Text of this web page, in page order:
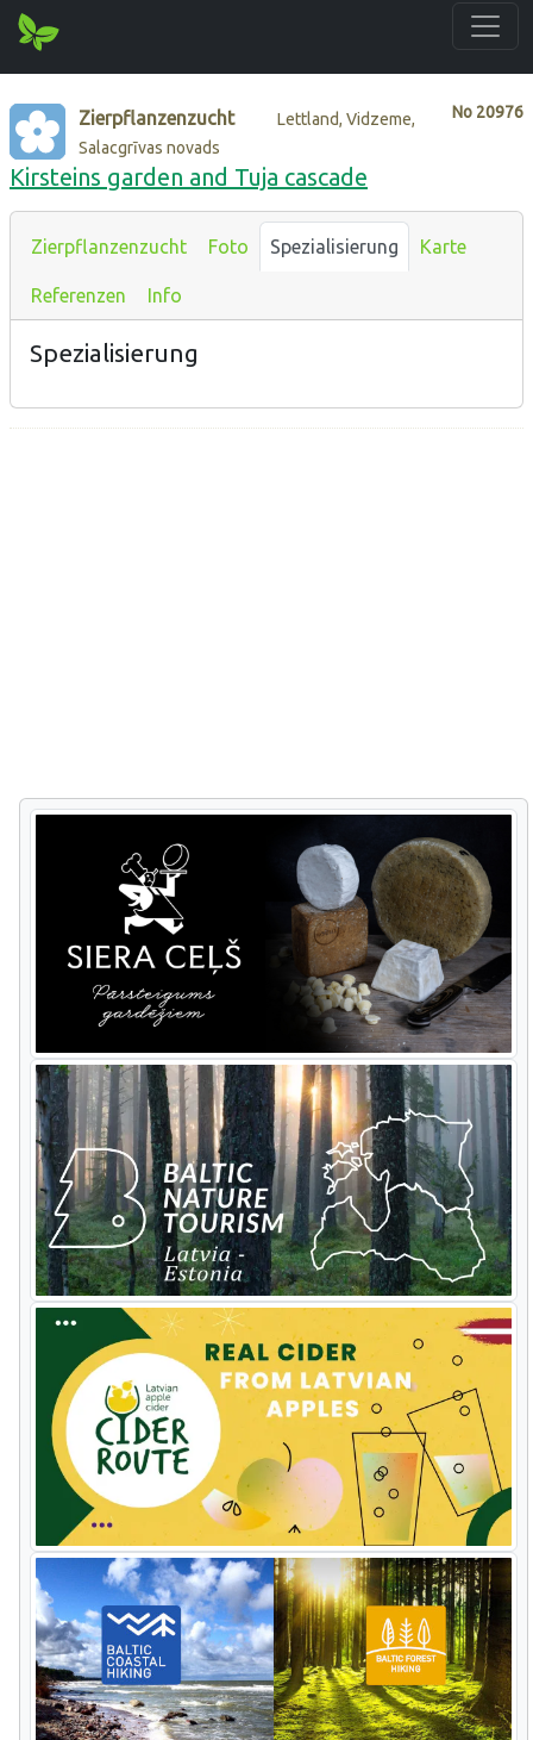
No 20976
Zierpflanzenzucht
Lettland, Vidzeme,
Salacgrīvas novads
Kirsteins garden and Tuja cascade
Zierpflanzenzucht Foto Spezialisierung Karte
Referenzen Info
Spezialisierung